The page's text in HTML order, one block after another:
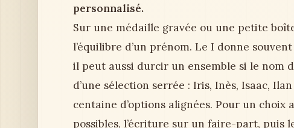
personnalisé.
Sur une médaille gravée ou une petite
l’équilibre d’un prénom. Le I donne
il peut aussi durcir un ensemble si le nom
d’une sélection serrée : Iris, Inès, Isaac,
centaine d’options alignées. Pour un
possibles, l’écriture sur un faire-part, puis